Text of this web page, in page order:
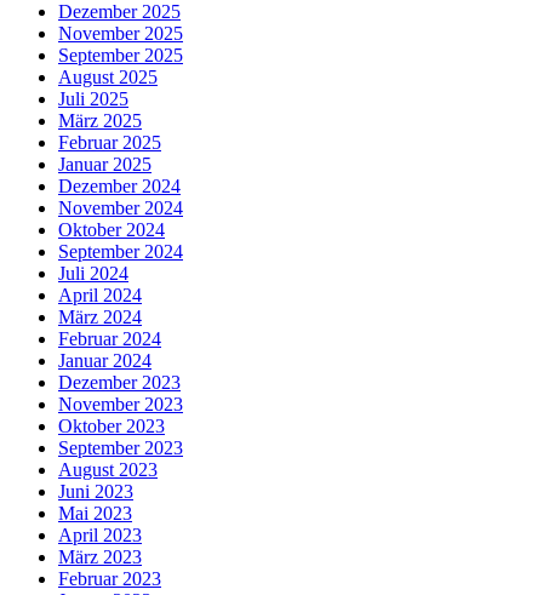
Dezember 2025
November 2025
September 2025
August 2025
Juli 2025
März 2025
Februar 2025
Januar 2025
Dezember 2024
November 2024
Oktober 2024
September 2024
Juli 2024
April 2024
März 2024
Februar 2024
Januar 2024
Dezember 2023
November 2023
Oktober 2023
September 2023
August 2023
Juni 2023
Mai 2023
April 2023
März 2023
Februar 2023